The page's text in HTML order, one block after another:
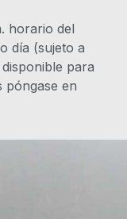
horario del
día (sujeto a
para
póngase en